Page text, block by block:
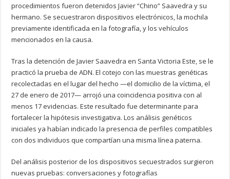
procedimientos fueron detenidos Javier “Chino” Saavedra y su
hermano. Se secuestraron dispositivos electrónicos, la mochila
previamente identificada en la fotografía, y los vehículos
mencionados en la causa.
Tras la detención de Javier Saavedra en Santa Victoria Este, se le
practicó la prueba de ADN. El cotejo con las muestras genéticas
recolectadas en el lugar del hecho —el domicilio de la víctima, el
27 de enero de 2017— arrojó una coincidencia positiva con al
menos 17 evidencias. Este resultado fue determinante para
fortalecer la hipótesis investigativa. Los análisis genéticos
iniciales ya habían indicado la presencia de perfiles compatibles
con dos individuos que compartían una misma línea paterna.
Del análisis posterior de los dispositivos secuestrados surgieron
nuevas pruebas: conversaciones y fotografías